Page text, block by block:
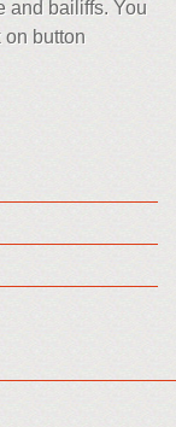
and bailiffs. You
on button